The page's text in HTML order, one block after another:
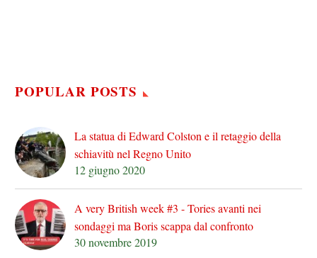
POPULAR POSTS
La statua di Edward Colston e il retaggio della
schiavitù nel Regno Unito
12 giugno 2020
A very British week #3 - Tories avanti nei
sondaggi ma Boris scappa dal confronto
30 novembre 2019